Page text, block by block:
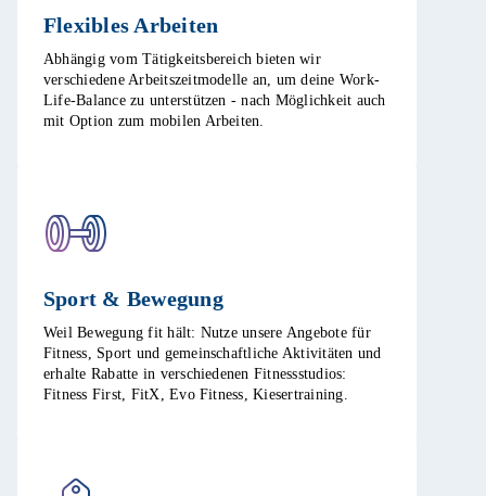
Flexibles Arbeiten ​
Abhängig vom Tätigkeitsbereich bieten wir
verschiedene Arbeitszeitmodelle an, um deine Work-
Life-Balance zu unterstützen - nach Möglichkeit auch
mit Option zum mobilen Arbeiten. ​
Sport & Bewegung​
Weil Bewegung fit hält: Nutze unsere Angebote für
Fitness, Sport und gemeinschaftliche Aktivitäten und
erhalte Rabatte in verschiedenen Fitnessstudios:
Fitness First, FitX, Evo Fitness, Kiesertraining.​